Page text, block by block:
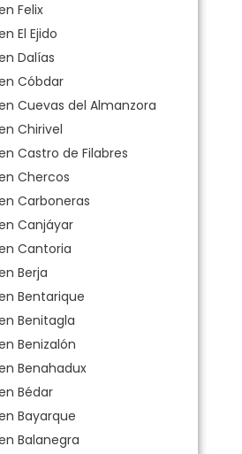
Felix
El Ejido
Dalías
Cóbdar
Cuevas del Almanzora
Chirivel
Castro de Filabres
Chercos
Carboneras
Canjáyar
Cantoria
Berja
Bentarique
Benitagla
Benizalón
Benahadux
Bédar
Bayarque
Balanegra